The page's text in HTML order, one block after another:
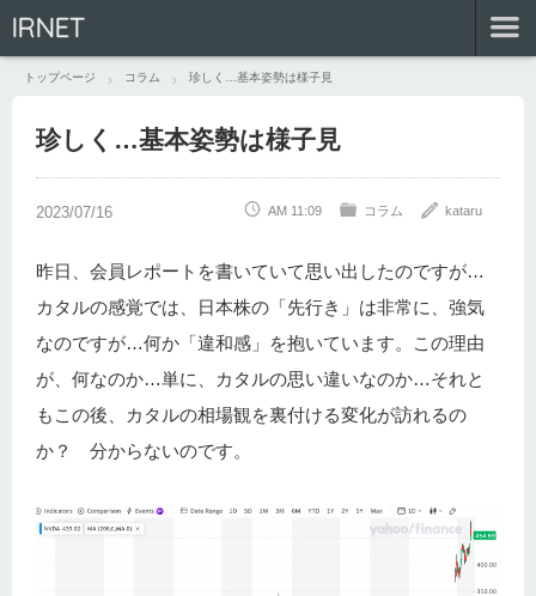
IRNET
トップページ コラム 珍しく…基本姿勢は様子見
珍しく…基本姿勢は様子見
AM 11:09 コラム kataru
昨日、会員レポートを書いていて思い出したのですが…
カタルの感覚では、日本株の「先行き」は非常に、強気
なのですが…何か「違和感」を抱いています。この理由
が、何なのか…単に、カタルの思い違いなのか…それと
もこの後、カタルの相場観を裏付ける変化が訪れるの
か？ 分からないのです。